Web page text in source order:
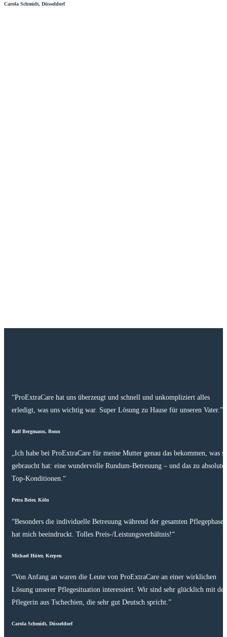
Carola Schmidt, Düsseldorf
“ProExtraCare hat uns überzeugt und schnell und unkompliziert alles
erledigt, was uns wichtig war. Super Lösung zu Hause für unseren Vater.”
Ralf Bergmann, Bonn
„Ich habe bei ProExtraCare für meine Mutter genau das bekommen, was
gebraucht hat: eine wundervolle Rundum-Betreuung – und das zu
Top-Konditionen.“
Petra Beier, Köln
“Besonders die individuelle Betreuung während der gesamten Pflegephase
hat mich beeindruckt. Tolles Preis-/Leistungsverhältnis!“
Michael Hüter, Kerpen
“Von Anfang an waren die Leute von ProExtraCare an einer wirklichen
Lösung unserer Pflegesituation interessiert. Wir sind sehr glücklich mit der
Pflegerin aus Tschechien, die sehr gut Deutsch spricht.”
Carola Schmidt, Düsseldorf